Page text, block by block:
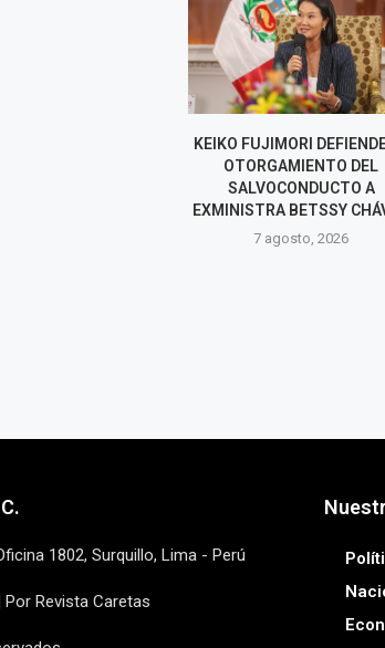
ALEJANDRO CAVERO
REGRESARÍA AL
COMO ASESOR DEL
PRESIDENTE DEL
MIGUEL TORRES
1802, Surquillo, Lima - Perú
Revista Caretas